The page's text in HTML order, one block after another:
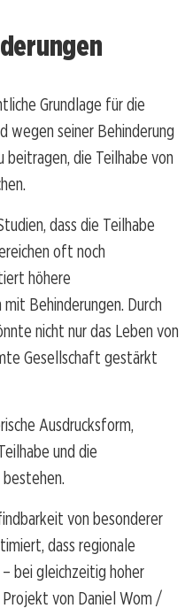
Grundlage für die
wegen seiner Behinderung
die Teilhabe von
dass die Teilhabe
oft noch
höhere
Behinderungen. Durch
nicht nur das Leben von
Gesellschaft gestärkt
Ausdrucksform,
und die
von besonderer
dass regionale
bei gleichzeitig hoher
von Daniel Wom /